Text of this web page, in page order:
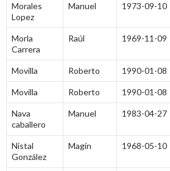
Morales
Lopez
Manuel 1973-09-10
Morla
Carrera
Raúl 1969-11-09
Movilla Roberto 1990-01-08
Movilla Roberto 1990-01-08
Nava
caballero
Manuel 1983-04-27
Nistal
González
Magín 1968-05-10